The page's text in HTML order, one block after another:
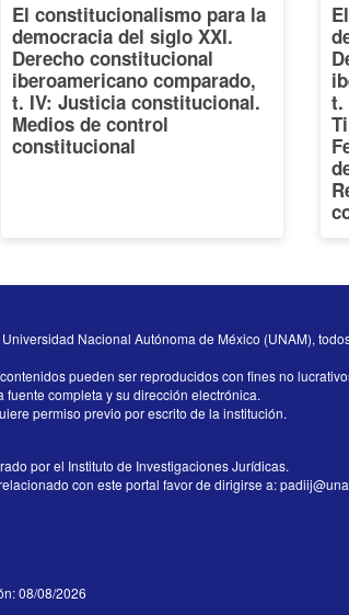
El constitucionalismo para la
democracia del siglo XXI.
Derecho constitucional
iberoamericano comparado,
t. IV: Justicia constitucional.
Medios de control
constitucional
t.
Nacional Autónoma de México (UNAM),
pueden ser reproducidos con fines no
fuente completa y su dirección electrónica.
permiso previo por escrito de la institución.
por el Instituto de Investigaciones Jurídicas.
con este portal favor de dirigirse a:
08/08/2026